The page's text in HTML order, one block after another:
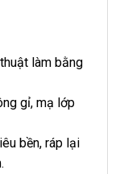
làm bằng
gỉ, mạ lớp
bền, ráp lại